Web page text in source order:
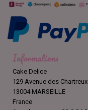
Informations
Cake Delice
129 Avenue des Chartreux
13004 MARSEILLE
France